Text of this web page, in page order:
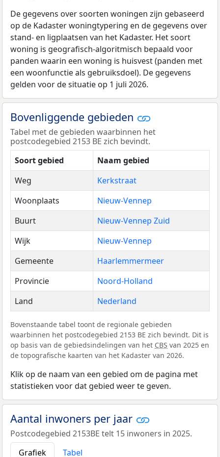
De gegevens over soorten woningen zijn gebaseerd
op de Kadaster woningtypering en de gegevens over
stand- en ligplaatsen van het Kadaster. Het soort
woning is geografisch-algoritmisch bepaald voor
panden waarin een woning is huisvest (panden met
een woonfunctie als gebruiksdoel). De gegevens
gelden voor de situatie op 1 juli 2026.
Bovenliggende gebieden
Tabel met de gebieden waarbinnen het
postcodegebied 2153 BE zich bevindt.
Soort gebied
Naam gebied
Weg
Kerkstraat
Woonplaats
Nieuw-Vennep
Buurt
Nieuw-Vennep Zuid
Wijk
Nieuw-Vennep
Gemeente
Haarlemmermeer
Provincie
Noord-Holland
Land
Nederland
Bovenstaande tabel toont de regionale gebieden
waarbinnen het postcodegebied 2153 BE zich bevindt. Dit is
op basis van de gebiedsindelingen van het CBS van 2025 en
de topografische kaarten van het Kadaster van 2026.
Klik op de naam van een gebied om de pagina met
statistieken voor dat gebied weer te geven.
Aantal inwoners per jaar
Postcodegebied 2153BE telt 15 inwoners in 2025.
Grafiek
Tabel